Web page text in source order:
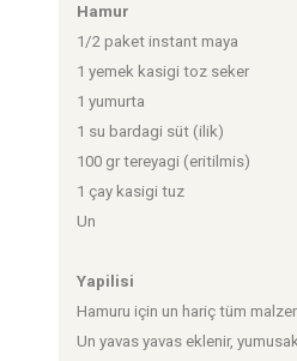
Hamur
1/2 paket instant maya
1 yemek kasigi toz seker
1 yumurta
1 su bardagi süt (ilik)
100 gr tereyagi (eritilmis)
1 çay kasigi tuz
Un
Yapilisi
Hamuru için un hariç tüm
Un yavas yavas eklenir,